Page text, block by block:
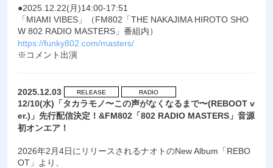
●2025.12.22(月)14:00-17:51
「MIAMI VIBES」（FM802「THE NAKAJIMA HIROTO SHO
W 802 RADIO MASTERS」番組内）
https://funky802.com/masters/
※コメント出演
2025.12.03 RELEASE RADIO
12/10(水)「タカラモノ〜この声がなくなるまで〜(REBOOT v
er.)」先行配信決定！&FM802「802 RADIO MASTERS」音源
初オンエア！
2026年2月4日にリリースされるナオトのNew Album「REBO
OT」より、